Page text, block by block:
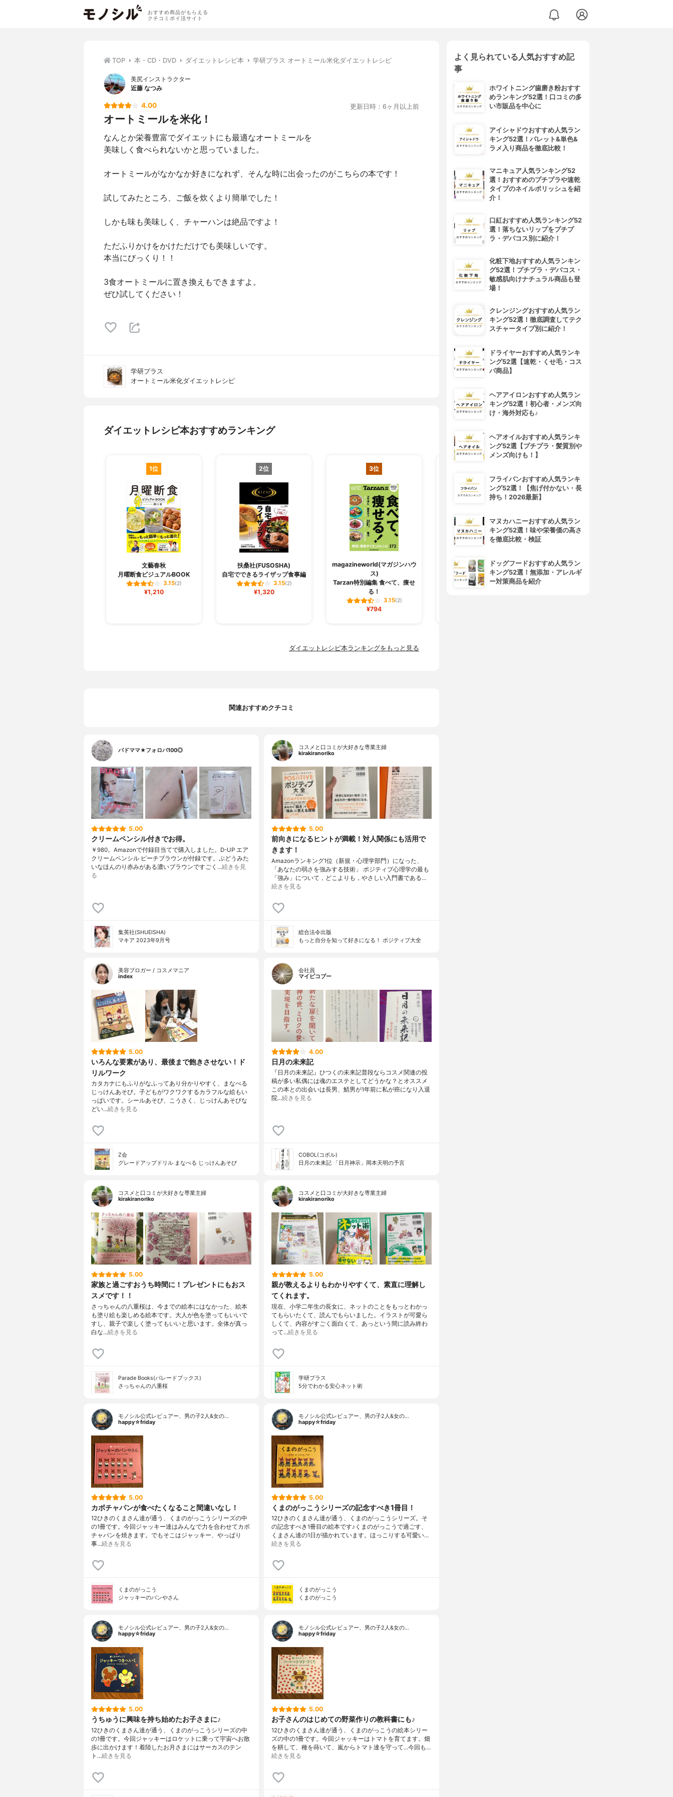
おすすめ商品がもらえる
クチコミポイ活サイト
TOP 本・CD・DVD ダイエットレシピ本 学研プラス オートミール米化ダイエットレシピ
美尻インストラクター
近藤 なつみ
4.00 更新日時：6ヶ月以上前
オートミールを米化！
なんとか栄養豊富でダイエットにも最適なオートミールを
美味しく食べられないかと思っていました。
オートミールがなかなか好きになれず、そんな時に出会ったのがこちらの本です！
試してみたところ、ご飯を炊くより簡単でした！
しかも味も美味しく、チャーハンは絶品ですよ！
ただふりかけをかけただけでも美味しいです。
本当にびっくり！！
3食オートミールに置き換えもできますよ。
ぜひ試してください！
学研プラス
オートミール米化ダイエットレシピ
ダイエットレシピ本おすすめランキング
1位
文藝春秋
月曜断食ビジュアルBOOK
3.15(2)
¥1,210
2位
扶桑社(FUSOSHA)
自宅でできるライザップ食事編
3.15(2)
¥1,320
3位
magazineworld(マガジンハウ
ス)
Tarzan特別編集 食べて、痩せ
る！
3.15(2)
¥794
講談社
「腹ペタ」スープダイエット
作りおきで、かんたん！
3ヵ月で-17kg 3日間糖質リセ
ダイエットレシピ本ランキングをもっと見る
関連おすすめクチコミ
バドママ★フォロバ100◎
5.00
クリームペンシル付きでお得。
￥980。Amazonで付録目当てで購入しました。D-UP エア
クリームペンシル ピーチブラウンが付録です。ぶどうみた
いなほんのり赤みがある濃いブラウンですごく…続きを見
る
集英社(SHUEISHA)
マキア 2023年9月号
コスメと口コミが大好きな専業主婦
kirakiranoriko
5.00
前向きになるヒントが満載！対人関係にも活用で
きます！
Amazonランキング1位（新規・心理学部門）になった、
「あなたの弱さを強みする技術」 ポジティブ心理学の最も
「強み」について，どこよりも，やさしい入門書である…
続きを見る
総合法令出版
もっと自分を知って好きになる！ ポジティブ大全
美容ブロガー / コスメマニア
index
5.00
いろんな要素があり、最後まで飽きさせない！ド
リルワーク
カタカナにもふりがなふってあり分かりやすく、まなべる
じっけんあそび。子どもがワクワクするカラフルな絵もい
っぱいです。シールあそび、こうさく、じっけんあそびな
どい…続きを見る
Z会
グレードアップドリル まなべる じっけんあそび
会社員
マイピコブー
4.00
日月の未来記
『日月の未来記』ひつくの未来記普段ならコスメ関連の投
稿が多い私偶には魂のエステとしてどうかな？とオススメ
この本との出会いは長男、鯖男が1年前に私が癌になり入退
院…続きを見る
COBOL(コボル)
日月の未来記 「日月神示」岡本天明の予言
コスメと口コミが大好きな専業主婦
kirakiranoriko
5.00
家族と過ごすおうち時間に！プレゼントにもおス
スメです！！
さっちゃんの八重桜は、今までの絵本にはなかった、絵本
も塗り絵も楽しめる絵本です。大人が色を塗ってもいいで
すし、親子で楽しく塗ってもいいと思います。全体が真っ
白な…続きを見る
Parade Books(パレードブックス)
さっちゃんの八重桜
コスメと口コミが大好きな専業主婦
kirakiranoriko
5.00
親が教えるよりもわかりやすくて、素直に理解し
てくれます。
現在、小学二年生の長女に、ネットのことをもっとわかっ
てもらいたくて、読んでもらいました。イラストが可愛ら
しくて、内容がすごく面白くて、あっという間に読み終わ
って…続きを見る
学研プラス
5分でわかる安心ネット術
モノシル公式レビュアー、男の子2人&女の…
happy☆friday
5.00
カボチャパンが食べたくなること間違いなし！
12ひきのくまさん達が通う、くまのがっこうシリーズの中
の1冊です。今回ジャッキー達はみんなで力を合わせてカボ
チャパンを焼きます。でもそこはジャッキー、やっぱり
事…続きを見る
くまのがっこう
ジャッキーのパンやさん
モノシル公式レビュアー、男の子2人&女の…
happy☆friday
5.00
くまのがっこうシリーズの記念すべき1冊目！
12ひきのくまさん達が通う、くまのがっこうシリーズ。そ
の記念すべき1冊目の絵本です♪くまのがっこうで過ごす、
くまさん達の1日が描かれています。ほっこりする可愛い…
続きを見る
くまのがっこう
くまのがっこう
モノシル公式レビュアー、男の子2人&女の…
happy☆friday
5.00
うちゅうに興味を持ち始めたお子さまに♪
12ひきのくまさん達が通う、くまのがっこうシリーズの中
の1冊です。今回ジャッキーはロケットに乗って宇宙へお散
歩に出かけます！着陸したお月さまにはサーカスのテン
ト…続きを見る
モノシル公式レビュアー、男の子2人&女の…
happy☆friday
5.00
お子さんのはじめての野菜作りの教科書にも♪
12ひきのくまさん達が通う、くまのがっこうの絵本シリー
ズの中の1冊です。今回ジャッキーはトマトを育てます。畑
を耕して、種を蒔いて、嵐からトマト達を守って…今回も…
続きを見る
よく見られている人気おすすめ記
事
ホワイトニング歯磨き粉おすす
めランキング52選！口コミの多
い市販品を中心に
アイシャドウおすすめ人気ラン
キング52選！パレット&単色&
ラメ入り商品を徹底比較！
マニキュア人気ランキング52
選！おすすめのプチプラや速乾
タイプのネイルポリッシュを紹
介！
口紅おすすめ人気ランキング52
選！落ちないリップをプチプ
ラ・デパコス別に紹介！
化粧下地おすすめ人気ランキン
グ52選！プチプラ・デパコス・
敏感肌向けナチュラル商品も登
場！
クレンジングおすすめ人気ラン
キング52選！徹底調査してテク
スチャータイプ別に紹介！
ドライヤーおすすめ人気ランキ
ング52選【速乾・くせ毛・コス
パ商品】
ヘアアイロンおすすめ人気ラン
キング52選！初心者・メンズ向
け・海外対応も♪
ヘアオイルおすすめ人気ランキ
ング52選【プチプラ・髪質別や
メンズ向けも！】
フライパンおすすめ人気ランキ
ング52選！【焦げ付かない・長
持ち！2026最新】
マヌカハニーおすすめ人気ラン
キング52選！味や栄養価の高さ
を徹底比較・検証
ドッグフードおすすめ人気ラン
キング52選！無添加・アレルギ
ー対策商品を紹介